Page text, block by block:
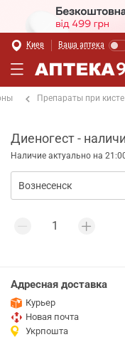
Киев Ваша аптека
Препараты при
Диеногест -
Наличие актуально на
Адресная доставка
Курьер
Новая почта
Укрпошта